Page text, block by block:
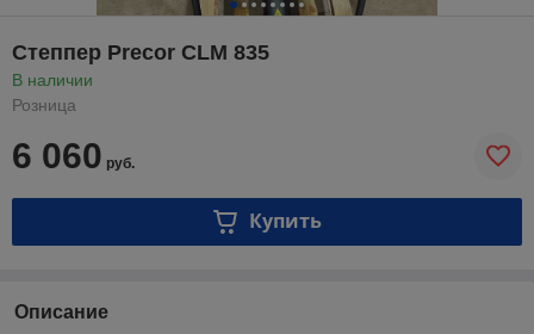
Степпер Precor CLM 835
В наличии
Розница
6 060 руб.
Купить
Описание